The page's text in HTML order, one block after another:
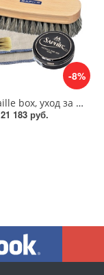
-8%
Набор Saphir medaille box, уход за кожей
21 183 руб.